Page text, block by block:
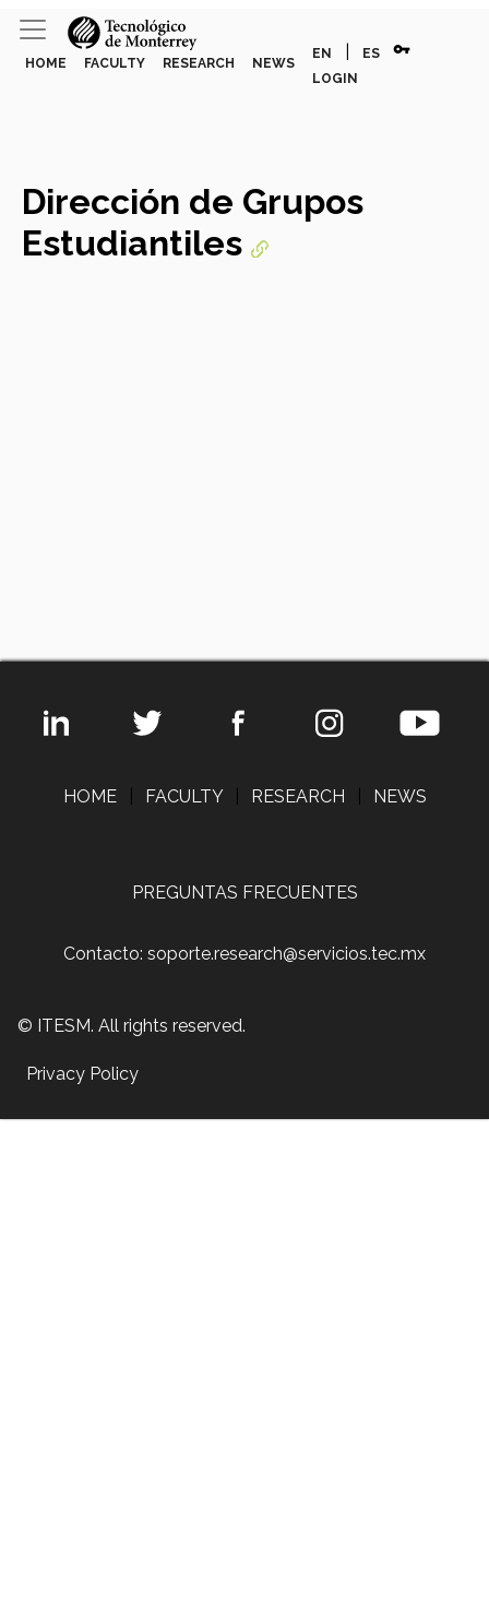
HOME FACULTY RESEARCH NEWS
EN ES vpn_key
LOGIN
Dirección de Grupos
Estudiantiles
HOME FACULTY RESEARCH NEWS
PREGUNTAS FRECUENTES
Contacto: soporte.research@servicios.tec.mx
© ITESM. All rights reserved.
Privacy Policy